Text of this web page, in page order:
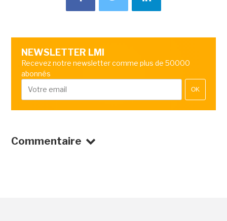
NEWSLETTER LMI
Recevez notre newsletter comme plus de 50000
abonnés
OK
Commentaire